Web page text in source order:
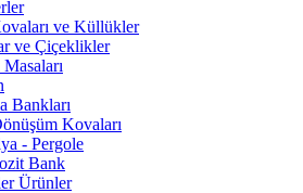
ve Küllükler
ve Çiçeklikler
Bankları
Kovaları
- Pergole
Bank
Ürünler